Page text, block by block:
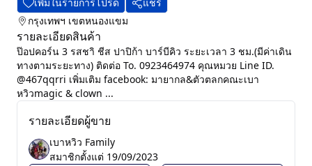
กรุงเทพฯ เขตหนองแขม
รายละเอียดสินค้า
ป๊อปคอร์น 3 รสชาิ ชีส ปาปิก้า บาร์บีคิว ระยะเวลา 3 ชม.(มีค่าเดิน
ทางตามระยะทาง) ติดต่อ To. 0923464974 คุณหมวย Line ID.
@467qqrri เพิ่มเติม facebook: มายากล&ตัวตลกคณะเบา
หวิวmagic & clown ...
รายละเอียดผู้ขาย
เบาหวิว Family
สมาชิกตั้งแต่ 19/09/2023